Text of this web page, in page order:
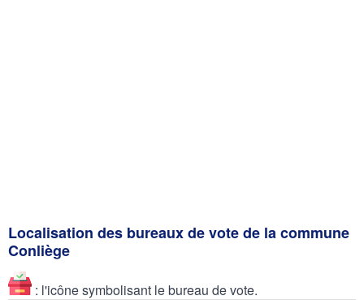
Localisation des bureaux de vote de la commune
Conliège
: l'icône symbolisant le bureau de vote.